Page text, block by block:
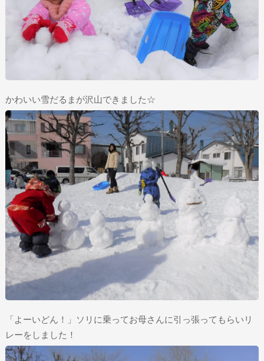
かわいい雪だるまが沢山できました☆
「よーいどん！」ソリに乗ってお母さんに引っ張ってもらいリ
レーをしました！